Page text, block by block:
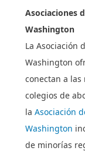
Asociaciones
Washington
La Asociación
Washington
conectan a las
colegios de
laAsociación
Washington
de minorías